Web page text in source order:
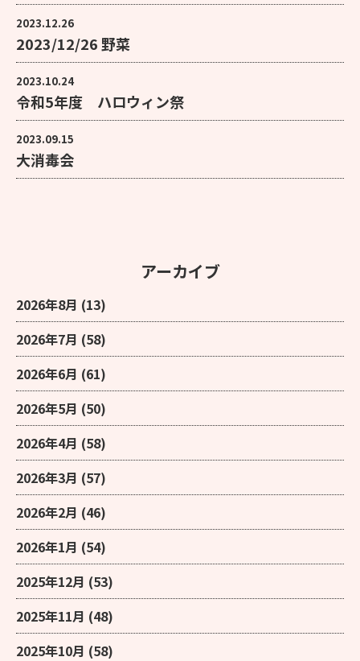
2023.12.26
2023/12/26 野菜
2023.10.24
令和5年度 ハロウィン祭
2023.09.15
大消毒会
アーカイブ
2026年8月 (13)
2026年7月 (58)
2026年6月 (61)
2026年5月 (50)
2026年4月 (58)
2026年3月 (57)
2026年2月 (46)
2026年1月 (54)
2025年12月 (53)
2025年11月 (48)
2025年10月 (58)